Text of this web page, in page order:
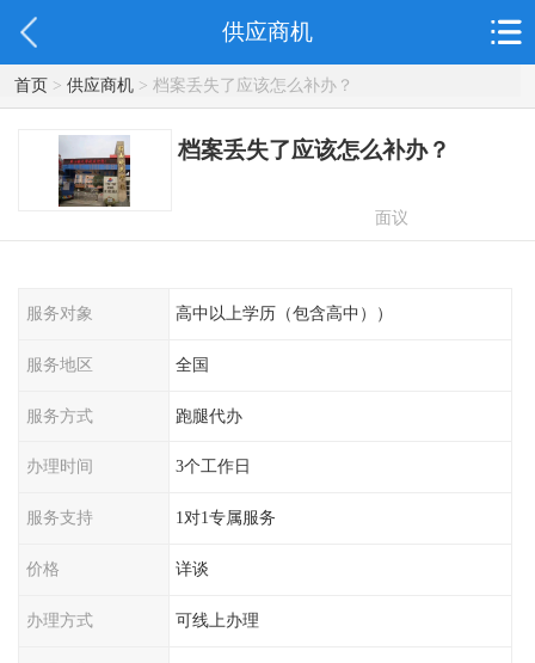
供应商机
首页> 供应商机> 档案丢失了应该怎么补办？
档案丢失了应该怎么补办？
面议
服务对象 高中以上学历（包含高中））
服务地区 全国
服务方式 跑腿代办
办理时间 3个工作日
服务支持 1对1专属服务
价格 详谈
办理方式 可线上办理